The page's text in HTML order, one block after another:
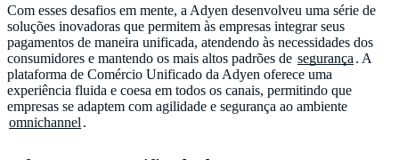
Com esses desafios em mente, a Adyen desenvolveu uma série de
soluções inovadoras que permitem às empresas integrar seus
pagamentos de maneira unificada, atendendo às necessidades dos
consumidores e mantendo os mais altos padrões de segurança . A
plataforma de Comércio Unificado da Adyen oferece uma
experiência fluida e coesa em todos os canais, permitindo que
empresas se adaptem com agilidade e segurança ao ambiente
omnichannel .